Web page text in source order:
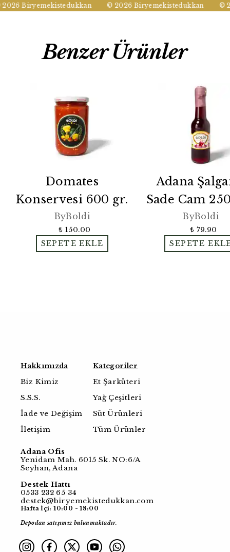
Biryemekistedukkan © 2026 Biryemekistedukkan ©
Benzer Ürünler
Domates
Konservesi 600 gr.
ByBoldi
₺ 150.00
SEPETE EKLE
Adana
Sade Cam
ByBoldi
₺ 79.90
SEPETE
Hakkımızda
Biz Kimiz
S.S.S.
İade ve Değişim
İletişim
Kategoriler
Et Şarküteri
Yağ Çeşitleri
Süt Ürünleri
Tüm Ürünler
Adana Ofis
Yenidam Mah. 6015 Sk. NO:6/A
Seyhan, Adana
Destek Hattı
0533 232 65 34
destek@biryemekistedukkan.com
Hafta İçi: 10:00 - 18:00
Depodan satışımız bulunmaktadır.